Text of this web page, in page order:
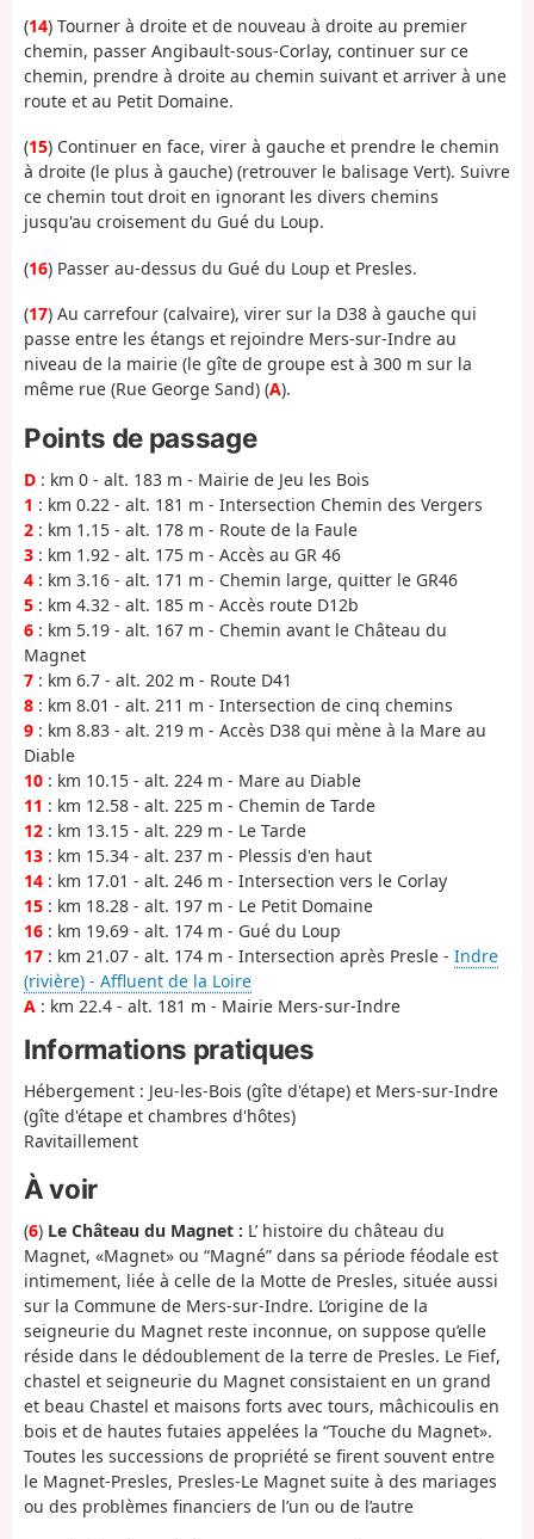
(14) Tourner à droite et de nouveau à droite au premier
chemin, passer Angibault-sous-Corlay, continuer sur ce
chemin, prendre à droite au chemin suivant et arriver à une
route et au Petit Domaine.
(15) Continuer en face, virer à gauche et prendre le chemin
à droite (le plus à gauche) (retrouver le balisage Vert). Suivre
ce chemin tout droit en ignorant les divers chemins
jusqu'au croisement du Gué du Loup.
(16) Passer au-dessus du Gué du Loup et Presles.
(17) Au carrefour (calvaire), virer sur la D38 à gauche qui
passe entre les étangs et rejoindre Mers-sur-Indre au
niveau de la mairie (le gîte de groupe est à 300 m sur la
même rue (Rue George Sand) (A).
Points de passage
D : km 0 - alt. 183 m - Mairie de Jeu les Bois
1 : km 0.22 - alt. 181 m - Intersection Chemin des Vergers
2 : km 1.15 - alt. 178 m - Route de la Faule
3 : km 1.92 - alt. 175 m - Accès au GR 46
4 : km 3.16 - alt. 171 m - Chemin large, quitter le GR46
5 : km 4.32 - alt. 185 m - Accès route D12b
6 : km 5.19 - alt. 167 m - Chemin avant le Château du
Magnet
7 : km 6.7 - alt. 202 m - Route D41
8 : km 8.01 - alt. 211 m - Intersection de cinq chemins
9 : km 8.83 - alt. 219 m - Accès D38 qui mène à la Mare au
Diable
10 : km 10.15 - alt. 224 m - Mare au Diable
11 : km 12.58 - alt. 225 m - Chemin de Tarde
12 : km 13.15 - alt. 229 m - Le Tarde
13 : km 15.34 - alt. 237 m - Plessis d'en haut
14 : km 17.01 - alt. 246 m - Intersection vers le Corlay
15 : km 18.28 - alt. 197 m - Le Petit Domaine
16 : km 19.69 - alt. 174 m - Gué du Loup
17 : km 21.07 - alt. 174 m - Intersection après Presle - Indre
(rivière) - Affluent de la Loire
A : km 22.4 - alt. 181 m - Mairie Mers-sur-Indre
Informations pratiques
Hébergement : Jeu-les-Bois (gîte d'étape) et Mers-sur-Indre
(gîte d'étape et chambres d'hôtes)
Ravitaillement
À voir
(6) Le Château du Magnet : L’ histoire du château du
Magnet, «Magnet» ou “Magné” dans sa période féodale est
intimement, liée à celle de la Motte de Presles, située aussi
sur la Commune de Mers-sur-Indre. L’origine de la
seigneurie du Magnet reste inconnue, on suppose qu’elle
réside dans le dédoublement de la terre de Presles. Le Fief,
chastel et seigneurie du Magnet consistaient en un grand
et beau Chastel et maisons forts avec tours, mâchicoulis en
bois et de hautes futaies appelées la “Touche du Magnet».
Toutes les successions de propriété se firent souvent entre
le Magnet-Presles, Presles-Le Magnet suite à des mariages
ou des problèmes financiers de l’un ou de l’autre